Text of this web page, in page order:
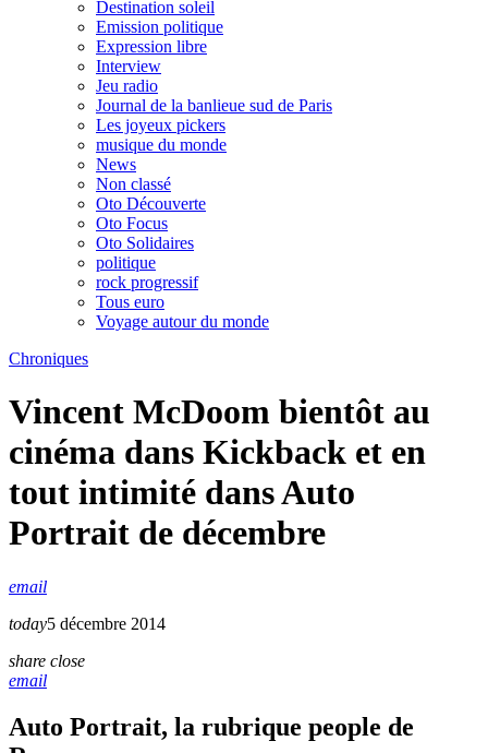
Destination soleil
Emission politique
Expression libre
Interview
Jeu radio
Journal de la banlieue sud de Paris
Les joyeux pickers
musique du monde
News
Non classé
Oto Découverte
Oto Focus
Oto Solidaires
politique
rock progressif
Tous euro
Voyage autour du monde
Chroniques
Vincent McDoom bientôt au
cinéma dans Kickback et en
tout intimité dans Auto
Portrait de décembre
email
today5 décembre 2014
share close
email
Auto Portrait, la rubrique people de